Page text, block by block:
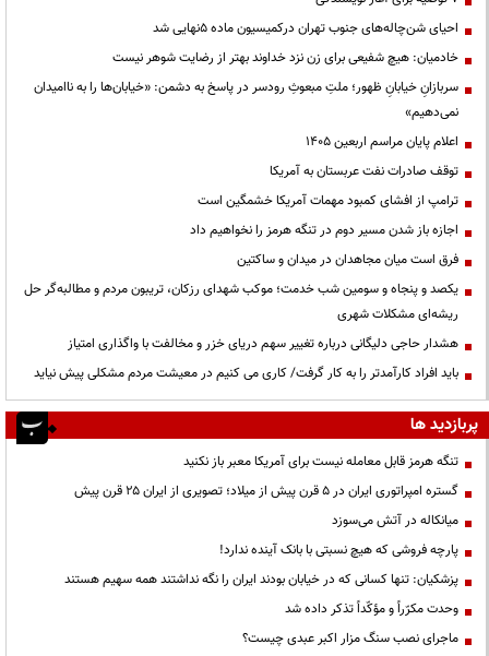
احیای شن‌چاله‌های جنوب تهران درکمیسیون ماده ۵نهایی شد
خادمیان: هیچ شفیعی برای زن نزد خداوند بهتر از رضایت شوهر نیست
سربازانِ خیابانِ ظهور؛ ملتِ مبعوثِ رودسر در پاسخ به دشمن: «خیابان‌ها را به ناامیدان
نمی‌دهیم»
اعلام پایان مراسم اربعین ۱۴۰۵
توقف صادرات نفت عربستان به آمریکا
ترامپ از افشای کمبود مهمات آمریکا خشمگین است
اجازه باز شدن مسیر دوم در تنگه هرمز را نخواهیم داد
فرق است میان مجاهدان در میدان و ساکتین
یکصد و پنجاه و سومین شب خدمت؛ موکب شهدای رزکان، تریبون مردم و مطالبه‌گر حل
ریشه‌ای مشکلات شهری
هشدار حاجی دلیگانی درباره تغییر سهم دریای خزر و مخالفت با واگذاری امتیاز
باید افراد کارآمدتر را به کار گرفت/ کاری می کنیم در معیشت مردم مشکلی پیش نیاید
پربازدید ها
تنگه هرمز قابل معامله نیست برای آمریکا معبر باز نکنید
گستره امپراتوری ایران در ۵ قرن پیش از میلاد؛ تصویری از ایران ۲۵ قرن پیش
میانکاله در آتش می‌سوزد
پارچه فروشی که هیچ نسبتی با بانک آینده ندارد!
پزشکیان: تنها کسانی که در خیابان بودند ایران را نگه نداشتند همه سهیم هستند
وحدت مکرّراً و مؤکّداً تذکر داده شد
ماجرای نصب سنگ مزار اکبر عبدی چیست؟